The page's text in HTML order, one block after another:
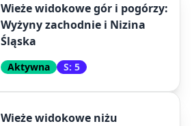
Wieże widokowe gór i pogórzy:
Wyżyny zachodnie i Nizina
Śląska
Aktywna S: 5
Wieże widokowe niżu